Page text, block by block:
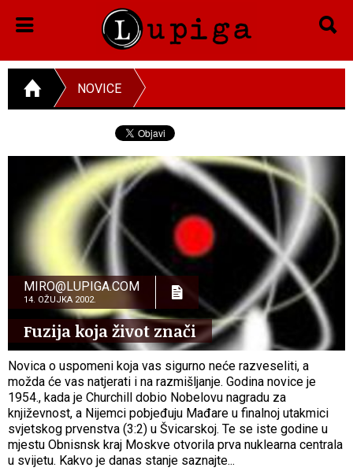
NOVICE
MIRO@LUPIGA.COM
14. OŽUJKA 2002.
Fuzija koja život znači
Novica o uspomeni koja vas sigurno neće razveseliti, a
možda će vas natjerati i na razmišljanje. Godina novice je
1954., kada je Churchill dobio Nobelovu nagradu za
književnost, a Nijemci pobjeđuju Mađare u finalnoj utakmici
svjetskog prvenstva (3:2) u Švicarskoj. Te se iste godine u
mjestu Obnisnsk kraj Moskve otvorila prva nuklearna centrala
u svijetu. Kakvo je danas stanje saznajte...